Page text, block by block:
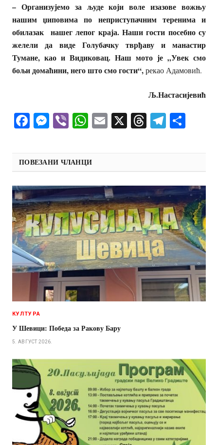
– Организујемо за људе који воле изазове вожњу
нашим џиповима по неприступачним теренима и
обилазак нашег лепог краја. Наши гости посебно су
желели да виде Голубачку тврђаву и манастир
Тумане, као и Видиковац. Наш мото је „Увек смо
бољи домаћини, него што смо гости“,рекао Адамовић.
Љ.Настасијевић
Facebook
Messenger
ViberWhatsApp
Email
X Threads
ПОВЕЗАНИ ЧЛАНЦИ
КУЛТУРА
У Шевици: Победа за Ракову Бару
5. АВГУСТ 2026.